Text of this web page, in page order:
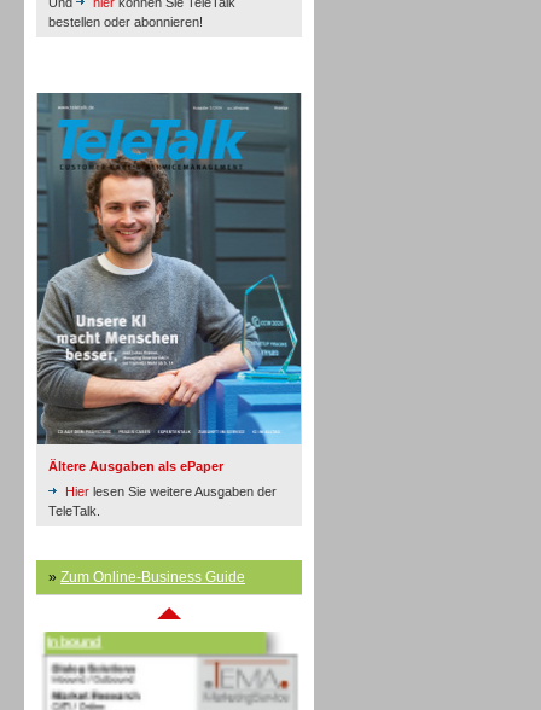
bestellen oder abonnieren!
Ältere Ausgaben als ePaper
Hier lesen Sie weitere Ausgaben der
TeleTalk.
» Zum Online-Business Guide
Inbound
Inbound